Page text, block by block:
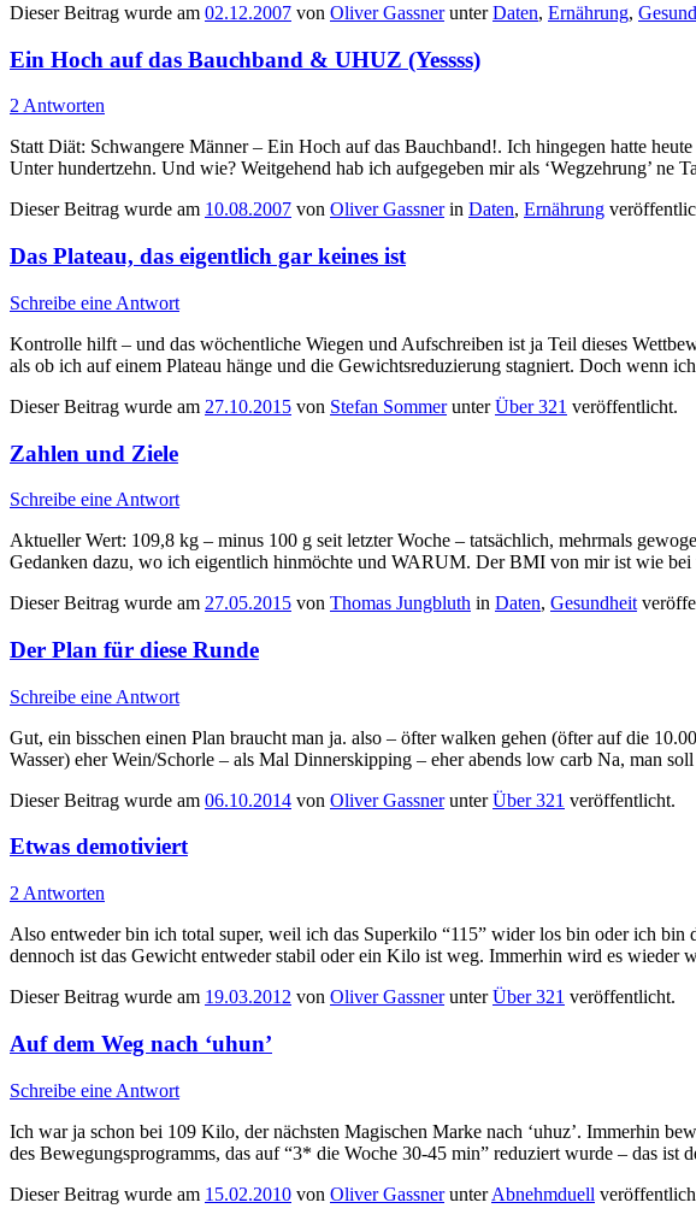
Dieser Beitrag wurde am 02.12.2007 von Oliver GassnerunterDaten, Ernährung,
Ein Hoch auf das Bauchband & UHUZ (Yessss)
2 Antworten
Statt Diät: Schwangere Männer – Ein Hoch auf das Bauchband!. Ich hingegen hatte
Unter hundertzehn. Und wie? Weitgehend hab ich aufgegeben mir als ‘Wegzehrung’
Dieser Beitrag wurde am 10.08.2007 von Oliver Gassnerin Daten, Ernährung
Das Plateau, das eigentlich gar keines ist
Schreibe eine Antwort
Kontrolle hilft – und das wöchentliche Wiegen und Aufschreiben ist ja Teil dieses
als ob ich auf einem Plateau hänge und die Gewichtsreduzierung stagniert. Doch wenn
Dieser Beitrag wurde am 27.10.2015 von Stefan SommerunterÜber 321 veröffentlicht.
Zahlen und Ziele
Schreibe eine Antwort
Aktueller Wert: 109,8 kg – minus 100 g seit letzter Woche – tatsächlich, mehrmals
Gedanken dazu, wo ich eigentlich hinmöchte und WARUM. Der BMI von mir ist wie
Dieser Beitrag wurde am 27.05.2015 von Thomas Jungbluth in Daten, Gesundheit
Der Plan für diese Runde
Schreibe eine Antwort
Gut, ein bisschen einen Plan braucht man ja. also – öfter walken gehen (öfter auf die
Wasser) eher Wein/Schorle – als Mal Dinnerskipping – eher abends low carb Na, man
Dieser Beitrag wurde am 06.10.2014 von Oliver GassnerunterÜber 321 veröffentlicht.
Etwas demotiviert
2 Antworten
Also entweder bin ich total super, weil ich das Superkilo “115” wider los bin oder ich
dennoch ist das Gewicht entweder stabil oder ein Kilo ist weg. Immerhin wird es
Dieser Beitrag wurde am 19.03.2012 von Oliver GassnerunterÜber 321 veröffentlicht.
Auf dem Weg nach ‘uhun’
Schreibe eine Antwort
Ich war ja schon bei 109 Kilo, der nächsten Magischen Marke nach ‘uhuz’. Immerhin
des Bewegungsprogramms, das auf “3* die Woche 30-45 min” reduziert wurde – das
Dieser Beitrag wurde am 15.02.2010 von Oliver GassnerunterAbnehmduell